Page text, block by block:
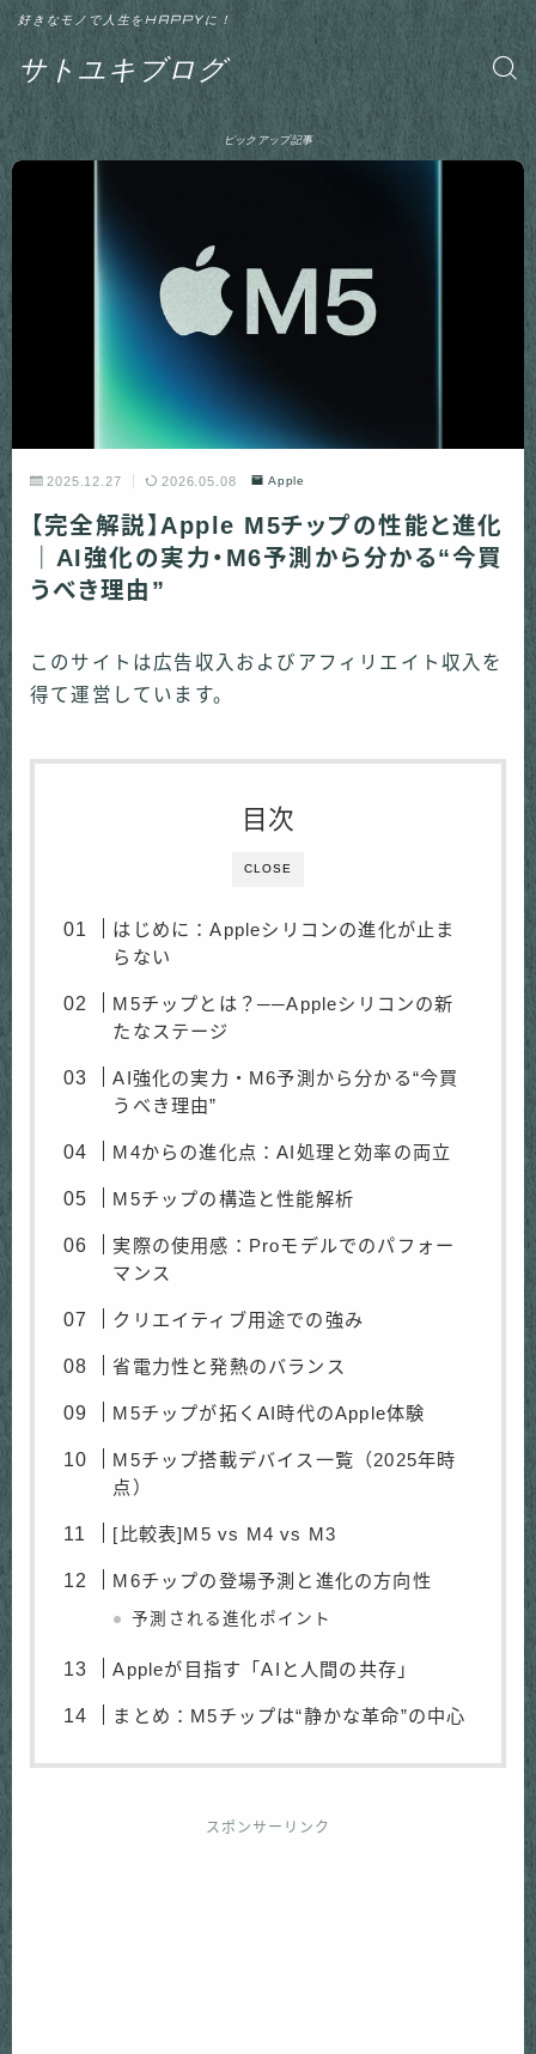
サトユキブログ
好きなモノで人生をHAPPYに！
ピックアップ記事
2025.12.27 2026.05.08 Apple
【完全解説】Apple M5チップの性能と進化
｜AI強化の実力・M6予測から分かる“今買
うべき理由”
このサイトは広告収入およびアフィリエイト収入を
得て運営しています。
CLOSE
目次
はじめに：Appleシリコンの進化が止ま
らない
M5チップとは？──Appleシリコンの新
たなステージ
AI強化の実力・M6予測から分かる“今買
うべき理由”
M4からの進化点：AI処理と効率の両立
M5チップの構造と性能解析
実際の使用感：Proモデルでのパフォー
マンス
クリエイティブ用途での強み
省電力性と発熱のバランス
M5チップが拓くAI時代のApple体験
M5チップ搭載デバイス一覧（2025年時
点）
[比較表]M5 vs M4 vs M3
M6チップの登場予測と進化の方向性
予測される進化ポイント
Appleが目指す「AIと人間の共存」
まとめ：M5チップは“静かな革命”の中心
スポンサーリンク